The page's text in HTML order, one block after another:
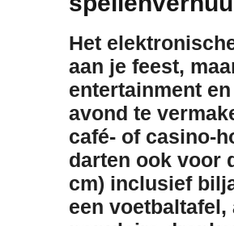
Het
aan je feest,
entertainment
avond te
café- of casino-
darten ook voor
cm) inclusief
een voetbaltafel,